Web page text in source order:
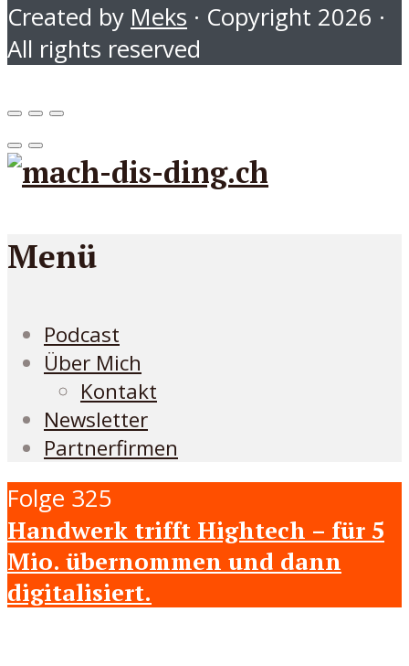
Created by Meks · Copyright 2026 ·
All rights reserved
Menü
Podcast
Über Mich
Kontakt
Newsletter
Partnerfirmen
Folge 325
Handwerk trifft Hightech – für 5
Mio. übernommen und dann
digitalisiert.